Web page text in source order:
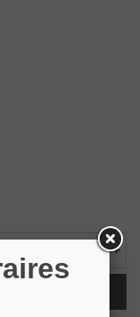
+